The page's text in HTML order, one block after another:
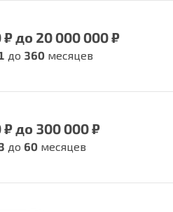
₽ до 20 000 000 ₽
до 360месяцев
₽ до 300 000 ₽
до 60месяцев